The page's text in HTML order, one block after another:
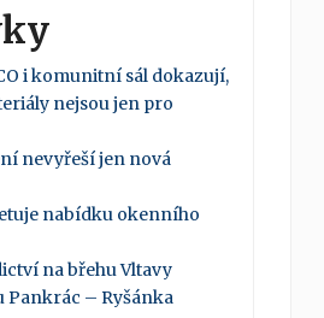
i komunitní sál dokazují,
nejsou jen pro
nevyřeší jen nová
nabídku okenního
na břehu Vltavy
Pankrác – Ryšánka